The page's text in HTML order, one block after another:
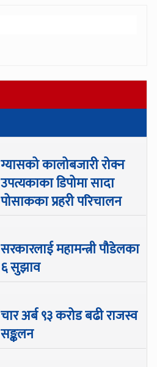
ग्यासको कालोबजारी रोक्न
उपत्यकाका डिपोमा सादा
पोसाकका प्रहरी परिचालन
सरकारलाई महामन्त्री पौडेलका
६ सुझाव
चार अर्ब ९३ करोड बढी राजस्व
सङ्कलन